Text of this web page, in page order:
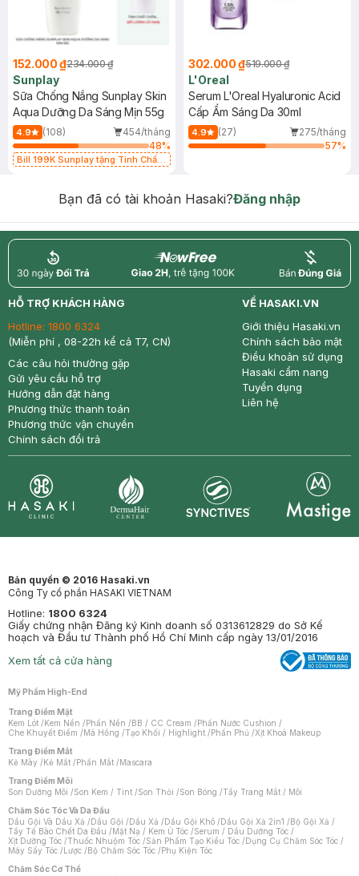
152.000 ₫234.000 ₫
Sunplay
Sữa Chống Nắng Sunplay Skin
Aqua Dưỡng Da Sáng Mịn 55g
4.9 (108)
454/tháng
48%
Bill 199K Sunplay tặng Tinh Chất
302.000 ₫519.000 ₫
L'Oreal
Serum L'Oreal Hyaluronic Acid
Cấp Ẩm Sáng Da 30ml
4.9 (27)
275/tháng
57%
Bạn đã có tài khoản Hasaki?Đăng nhập
return nowfree price
HỖ TRỢ KHÁCH HÀNG
Hotline: 1800 6324
(Miễn phí , 08-22h kể cả T7, CN)
Các câu hỏi thường gặp
Gửi yêu cầu hỗ trợ
Hướng dẫn đặt hàng
Phương thức thanh toán
Phương thức vận chuyển
Chính sách đổi trả
VỀ HASAKI.VN
Giới thiệu Hasaki.vn
Chính sách bảo mật
Điều khoản sử dụng
Hasaki cẩm nang
Tuyển dụng
Liên hệ
Bản quyền © 2016 Hasaki.vn
Công Ty cổ phần HASAKI VIETNAM
Hotline: 1800 6324
Giấy chứng nhận Đăng ký Kinh doanh số 0313612829 do Sở Kế
hoạch và Đầu tư Thành phố Hồ Chí Minh cấp ngày 13/01/2016
Xem tất cả cửa hàng
Mỹ Phẩm High-End
Trang Điểm Mặt
Kem Lót /Kem Nền /Phấn Nền /BB / CC Cream /Phấn Nước Cushion /
Che Khuyết Điểm /Má Hồng /Tạo Khối / Highlight /Phấn Phủ /Xịt Khoá Makeup
Trang Điểm Mắt
Kẻ Mày /Kẻ Mắt /Phấn Mắt /Mascara
Trang Điểm Môi
Son Dưỡng Môi /Son Kem / Tint /Son Thỏi /Son Bóng /Tẩy Trang Mắt / Môi
Chăm Sóc Tóc Và Da Đầu
Dầu Gội Và Dầu Xả /Dầu Gội /Dầu Xả /Dầu Gội Khô /Dầu Gội Xả 2in1 /Bộ Gội Xả /
Tẩy Tế Bào Chết Da Đầu /Mặt Nạ / Kem Ủ Tóc /Serum / Dầu Dưỡng Tóc /
Xịt Dưỡng Tóc /Thuốc Nhuộm Tóc /Sản Phẩm Tạo Kiểu Tóc /Dụng Cụ Chăm Sóc Tóc /
Máy Sấy Tóc /Lược /Bộ Chăm Sóc Tóc /Phụ Kiện Tóc
Chăm Sóc Cơ Thể